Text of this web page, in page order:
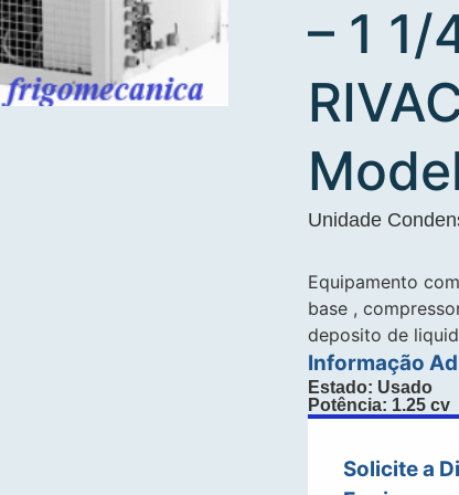
– 1 1/
Unidade
Equipamento
base ,
deposito de
Informação
Estado: Usado
Potência: 1.25 cv
Solicite a